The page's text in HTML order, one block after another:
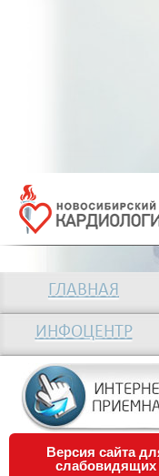
ГЛАВНАЯ
ИНФОЦЕНТР
Версия сайта
слабовидящих